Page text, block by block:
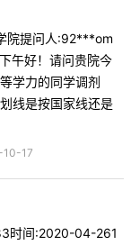
院提问人:92***om
午好！请问贵院今
学力的同学调剂
线是按国家线还是
10-17
时间:2020-04-261